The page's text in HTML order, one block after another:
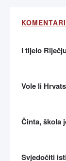
KOMENTARI
I tijelo
Vole li
Činta, škola
Svjedočiti